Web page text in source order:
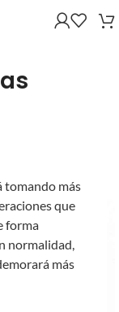
tomando más
que
forma
normalidad,
más